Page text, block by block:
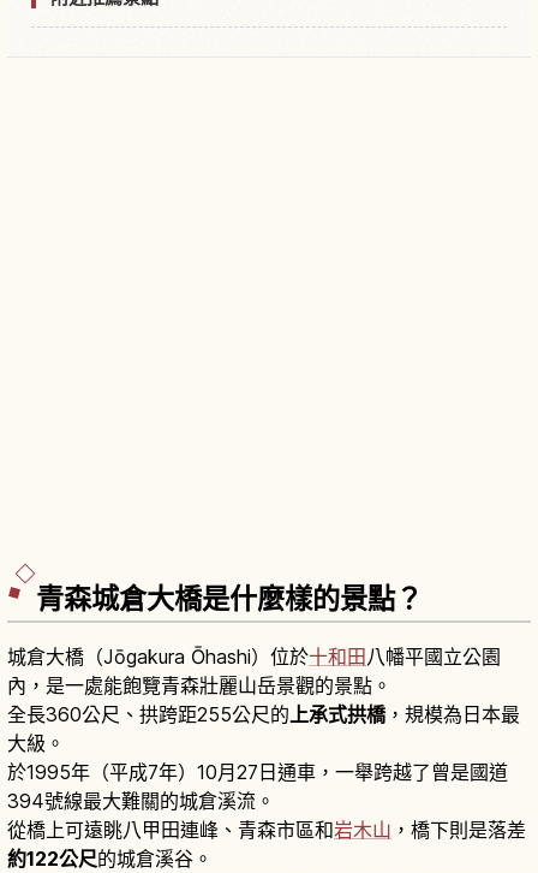
青森城倉大橋是什麼樣的景點？
城倉大橋（Jōgakura Ōhashi）位於十和田八幡平國立公園
內，是一處能飽覽青森壯麗山岳景觀的景點。
全長360公尺、拱跨距255公尺的 上承式拱橋，規模為日本最
大級。
於1995年（平成7年）10月27日通車，一舉跨越了曾是國道
394號線最大難關的城倉溪流。
從橋上可遠眺八甲田連峰、青森市區和岩木山 ，橋下則是落差
約122公尺的城倉溪谷。